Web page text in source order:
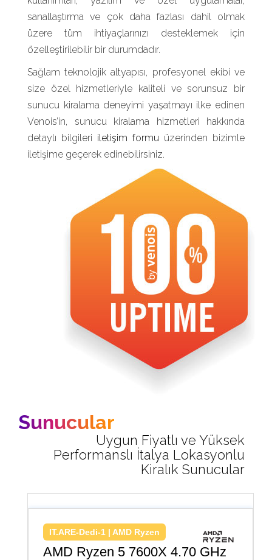
sanallaştırma ve çok daha fazlası dahil olmak
üzere tüm ihtiyaçlarınızı desteklemek için
özelleştirilebilir bir durumdadır.
Sağlam teknolojik altyapısı, profesyonel ekibi ve
size özel hizmetleriyle kaliteli ve sorunsuz bir
sunucu kiralama deneyimi yaşatmayı ilke edinen
Venois’in, sunucu kiralama hizmetleri hakkında
detaylı bilgileri iletişim formu üzerinden bizimle
iletişime geçerek edinebilirsiniz.
Sunucular
Uygun Fiyatlı ve Yüksek
Performanslı İtalya Lokasyonlu
Kiralık Sunucular
IT.ARE-Dedi-1 | AMD Ryzen
AMD Ryzen 5 7600X 4.70 GHz